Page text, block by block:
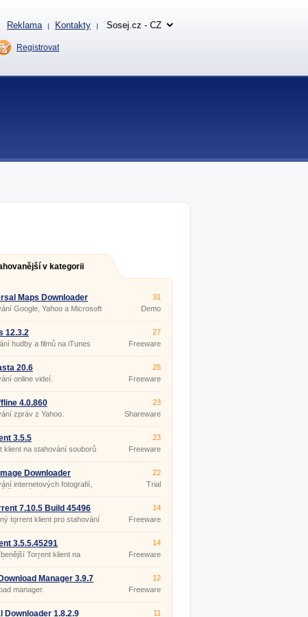
v kategorii
Maps Downloader
Google, Yahoo a Microsoft
31
Demo
12.3.2
hudby a filmů na iTunes
27
Freeware
20.6
online videí.
25
Freeware
4.0.860
zpráv z Yahoo.
23
Shareware
3.5.5
klient na stahování souborů
23
Freeware
Downloader
internetových fotografií,
či videí.
22
Trial
7.10.5 Build 45496
torrent klient pro stahování
filmů nebo her.
14
Freeware
3.5.5.45291
Torrent klient na
souborů (hudba, filmy, hry,
14
Freeware
Manager 3.9.7
manager.
12
Freeware
Downloader 1.8.2.9
11
Reklama | Kontakty |
Registrovat